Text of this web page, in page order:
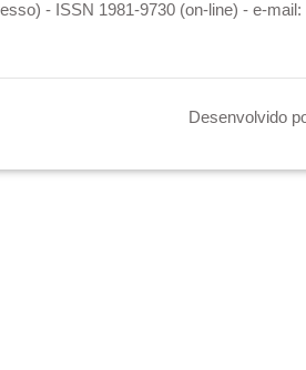
- ISSN 1981-9730 (on-line) - e-
Desenvolvido